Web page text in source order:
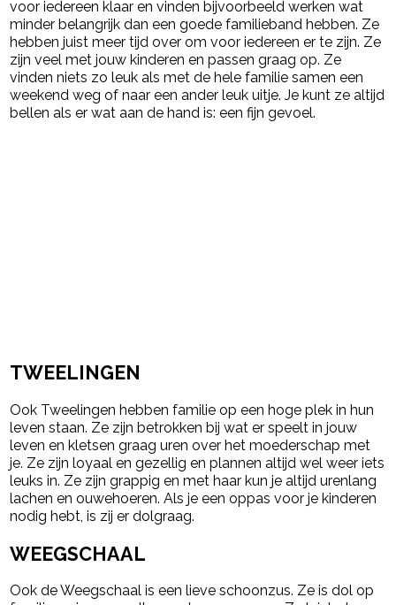
voor iedereen klaar en vinden bijvoorbeeld werken wat
minder belangrijk dan een goede familieband hebben. Ze
hebben juist meer tijd over om voor iedereen er te zijn. Ze
zijn veel met jouw kinderen en passen graag op. Ze
vinden niets zo leuk als met de hele familie samen een
weekend weg of naar een ander leuk uitje. Je kunt ze altijd
bellen als er wat aan de hand is: een fijn gevoel.
TWEELINGEN
Ook Tweelingen hebben familie op een hoge plek in hun
leven staan. Ze zijn betrokken bij wat er speelt in jouw
leven en kletsen graag uren over het moederschap met
je. Ze zijn loyaal en gezellig en plannen altijd wel weer iets
leuks in. Ze zijn grappig en met haar kun je altijd urenlang
lachen en ouwehoeren. Als je een oppas voor je kinderen
nodig hebt, is zij er dolgraag.
WEEGSCHAAL
Ook de Weegschaal is een lieve schoonzus. Ze is dol op